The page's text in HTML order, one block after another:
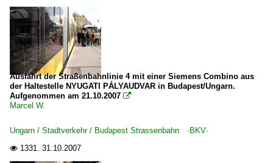
Ausfahrt der Straßenbahnlinie 4 mit einer Siemens Combino aus
der Haltestelle NYUGATI PÁLYAUDVAR in Budapest/Ungarn.
Aufgenommen am 21.10.2007 
Marcel W.
Ungarn / Stadtverkehr / Budapest Strassenbahn ·BKV·
 1331. 31.10.2007